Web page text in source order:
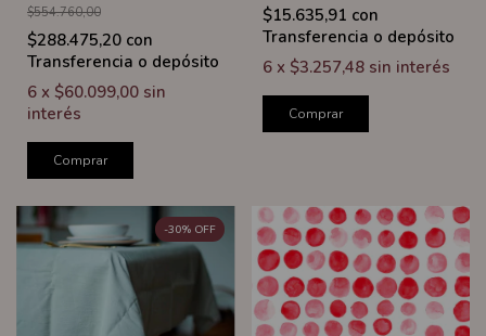
$554.760,00
$288.475,20 con
Transferencia o depósito
6 x $60.099,00 sin
interés
Comprar
$15.635,91 con
Transferencia o depósito
6 x $3.257,48 sin interés
Comprar
-30% OFF